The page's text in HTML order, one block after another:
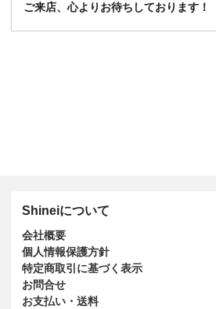
ご来店、心よりお待ちしております！
Shineiについて
会社概要
個人情報保護方針
特定商取引に基づく表示
お問合せ
お支払い・送料